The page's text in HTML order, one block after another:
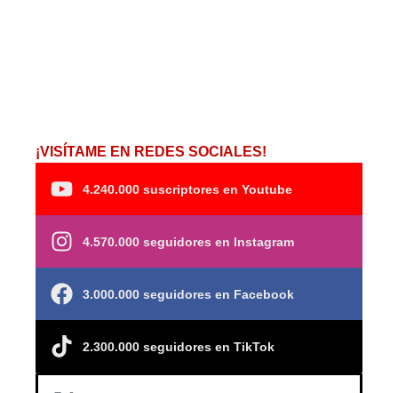
¡VISÍTAME EN REDES SOCIALES!
4.240.000 suscriptores en Youtube
4.570.000 seguidores en Instagram
3.000.000 seguidores en Facebook
2.300.000 seguidores en TikTok